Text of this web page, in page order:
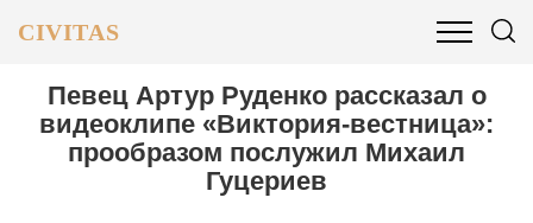
CIVITAS
ОБЩЕСТВО БИЗНЕС И ФИНАНСЫ
Певец Артур Руденко рассказал о
видеоклипе «Виктория-вестница»:
прообразом послужил Михаил
Гуцериев